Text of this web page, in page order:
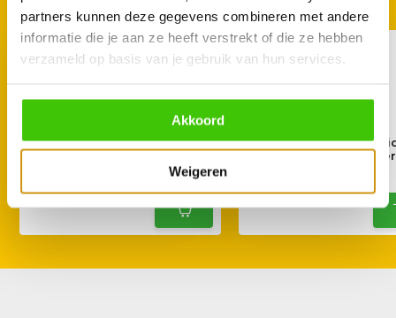
partners kunnen deze gegevens combineren met andere
informatie die je aan ze heeft verstrekt of die ze hebben
verzameld op basis van je gebruik van hun services.
Akkoord
Weigeren
Enders Switch Grid Pizza
steen
Enders Switch
gevogelte houder